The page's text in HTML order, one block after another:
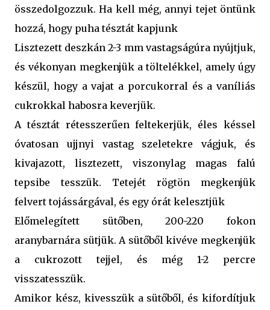
összedolgozzuk. Ha kell még, annyi tejet öntünk
hozzá, hogy puha tésztát kapjunk
Lisztezett deszkán 2-3 mm vastagságúra nyújtjuk,
és vékonyan megkenjük a töltelékkel, amely úgy
készül, hogy a vajat a porcukorral és a vaníliás
cukrokkal habosra keverjük.
A tésztát rétesszerűen feltekerjük, éles késsel
óvatosan ujjnyi vastag szeletekre vágjuk, és
kivajazott, lisztezett, viszonylag magas falú
tepsibe tesszük. Tetejét rögtön megkenjük
felvert tojássárgával, és egy órát kelesztjük
Előmelegített sütőben, 200-220 fokon
aranybarnára sütjük. A sütőből kivéve megkenjük
a cukrozott tejjel, és még 1-2 percre
visszatesszük.
Amikor kész, kivesszük a sütőből, és kifordítjuk